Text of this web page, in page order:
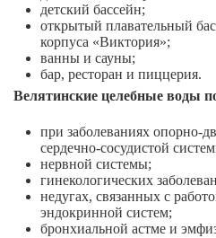
детский бассейн;
открытый плавательный
корпуса «Виктория»;
ванны и сауны;
бар, ресторан и пиццерия.
Велятинские целебные воды
при заболеваниях опорно-
сердечно-сосудистой
нервной системы;
гинекологических
недугах, связанных с
эндокринной систем;
бронхиальной астме и